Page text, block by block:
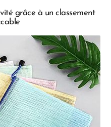
grâce à un classement